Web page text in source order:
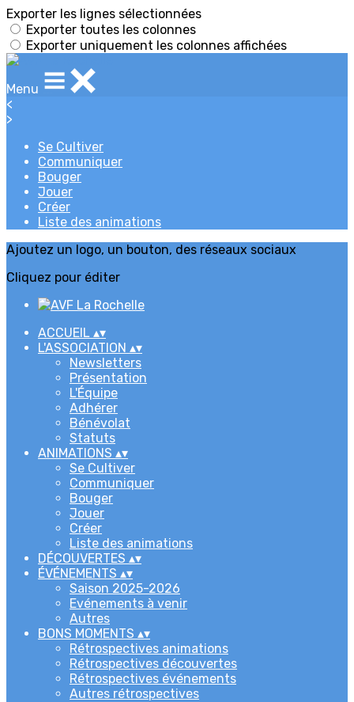
Exporter les lignes sélectionnées
Exporter toutes les colonnes
Exporter uniquement les colonnes affichées
Menu
<
>
Se Cultiver
Communiquer
Bouger
Jouer
Créer
Liste des animations
Ajoutez un logo, un bouton, des réseaux sociaux
Cliquez pour éditer
ACCUEIL ▴▾
L'ASSOCIATION ▴▾
Newsletters
Présentation
L'Équipe
Adhérer
Bénévolat
Statuts
ANIMATIONS ▴▾
Se Cultiver
Communiquer
Bouger
Jouer
Créer
Liste des animations
DÉCOUVERTES ▴▾
ÉVÉNEMENTS ▴▾
Saison 2025-2026
Evénements à venir
Autres
BONS MOMENTS ▴▾
Rétrospectives animations
Rétrospectives découvertes
Rétrospectives événements
Autres rétrospectives